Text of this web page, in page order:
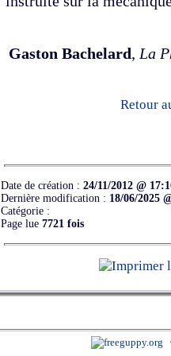
Gaston Bachelard, La
Retour
Date de création : 24/11/2012 @
Dernière modification : 18/06/2025
Catégorie :
Page lue 7721 fois